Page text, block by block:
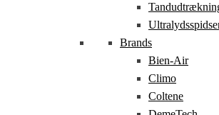
Brands
Bien-Air
Climo
Coltene